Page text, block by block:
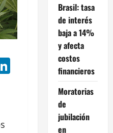
LinkedIn
Brasil: tasa
de interés
baja a 14%
y afecta
costos
financieros
Moratorias
de
jubilación
en